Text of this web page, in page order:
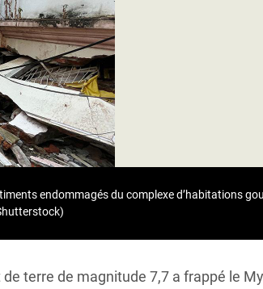
de
endommagés du complexe d’habitations
terre de magnitude 7,7 a frappé le